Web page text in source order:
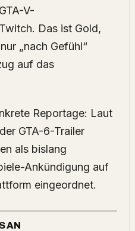
V-
Das ist Gold,
„nach Gefühl“
auf das
Reportage: Laut
GTA-6-Trailer
als bislang
Ankündigung auf
eingeordnet.
AN